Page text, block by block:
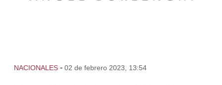
NACIONALES - 02 de febrero 2023, 13:54